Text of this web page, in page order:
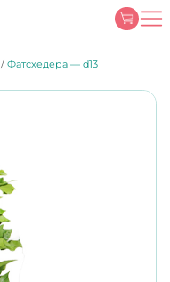
/Фатсхедера — d13